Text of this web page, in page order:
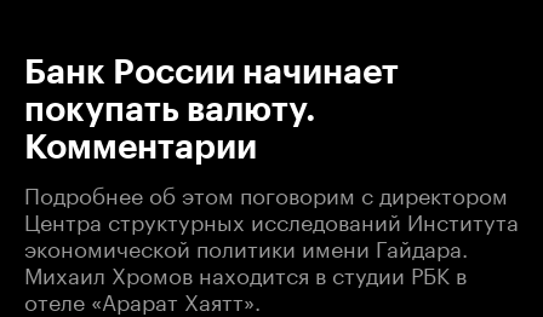
Банк России начинает
покупать валюту.
Комментарии
Подробнее об этом поговорим с директором
Центра структурных исследований Института
экономической политики имени Гайдара.
Михаил Хромов находится в студии РБК в
отеле «Арарат Хаятт».